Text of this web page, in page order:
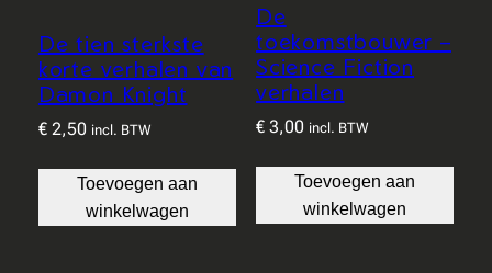
De tien sterkste
korte verhalen van
Damon Knight
€2,50 incl. BTW
Toevoegen aan
winkelwagen
De
toekomstbouwer –
Science Fiction
verhalen
€ 3,00 incl. BTW
Toevoegen aan
winkelwagen